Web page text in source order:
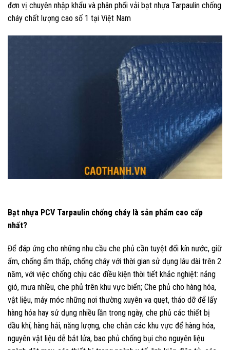
đơn vị chuyên nhập khẩu và phân phối vải bạt nhựa Tarpaulin chống
cháy chất lượng cao số 1 tại Việt Nam
Bạt nhựa PCV Tarpaulin chống cháy là sản phẩm cao cấp
nhất?
Để đáp ứng cho những nhu cầu che phủ cần tuyệt đối kín nước, giữ
ẩm, chống ẩm thấp, chống cháy với thời gian sử dụng lâu dài trên 2
năm, với việc chống chịu các điều kiện thời tiết khắc nghiệt: nắng
gió, mưa nhiều, che phủ trên khu vực biển; Che phủ cho hàng hóa,
vật liệu, máy móc những nơi thường xuyên va quẹt, tháo dỡ để lấy
hàng hóa hay sử dụng nhiều lần trong ngày, che phủ các thiết bị
dầu khí, hàng hải, năng lượng, che chắn các khu vực để hàng hóa,
nguyên vật liệu dễ bắt lửa, bao phủ chống bụi cho nguyên liệu